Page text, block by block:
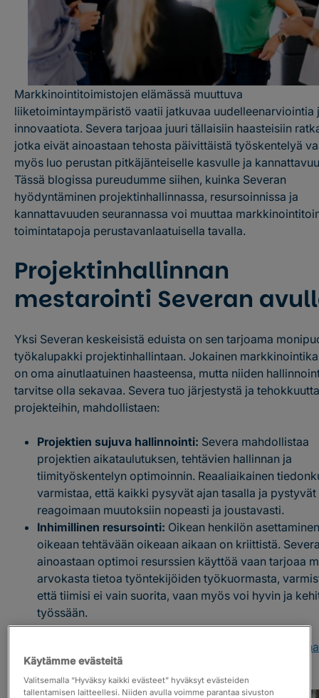
Markkinointitoimistojen elämässä muuttuva
liiketoimintaympäristö vaatii jatkuvaa uudelleenarviointia
innovaatiota. Severa tarjoaa juuri tällaisiin haasteisiin
jotka eivät ainoastaan tehosta päivittäistä työskentelyä
myös luo perustan pitkäjänteiselle kasvulle ja
Tässä blogissa pureudumme siihen, kuinka Severan
hyödyntäminen projektinhallinnassa, resursoinnissa ja
kannattavuuden seurannassa voi muuttaa
toimintatapoja perustavanlaatuisella tavalla.
Projektinhallinnan
mestarointi Severan
Yksi Severan keskeisistä eduista on sen tarjoama
työkalupakki projektinhallintaan. Jokainen
on oma ainutlaatuinen haasteensa, mutta niiden
tarvitse olla sekavaa. Severa tuo järjestystä ja tehokkuutta
projekteihin, mahdollistaen:
Projektien sujuva hallinnointi: Severa mahdollistaa
projektien aikataulutuksen, tehtävien hallinnan ja
tiimityöskentelyn optimoinnin. Reaaliaikainen
varmistaa, että kaikki pysyvät ajan tasalla ja pystyvät
reagoimaan muutoksiin nopeasti ja joustavasti.
Inhimillinen resursointi: Oikean henkilön asettaminen
oikeaan tehtävään oikeaan aikaan on kriittistä.
ainoastaan optimoi resurssien käyttöä vaan tarjoaa
arvokasta tietoa työntekijöiden työkuormasta,
että tiimisi ei vain suorita, vaan myös voi hyvin ja
työssään.
Quiet quitting -ilmiö korostaa
tärkeyttä asiantuntijatyössä
Käytämme evästeitä
Valitsemalla “Hyväksy kaikki evästeet” hyväksyt evästeiden
tallentamisen laitteellesi. Niiden avulla voimme parantaa sivuston